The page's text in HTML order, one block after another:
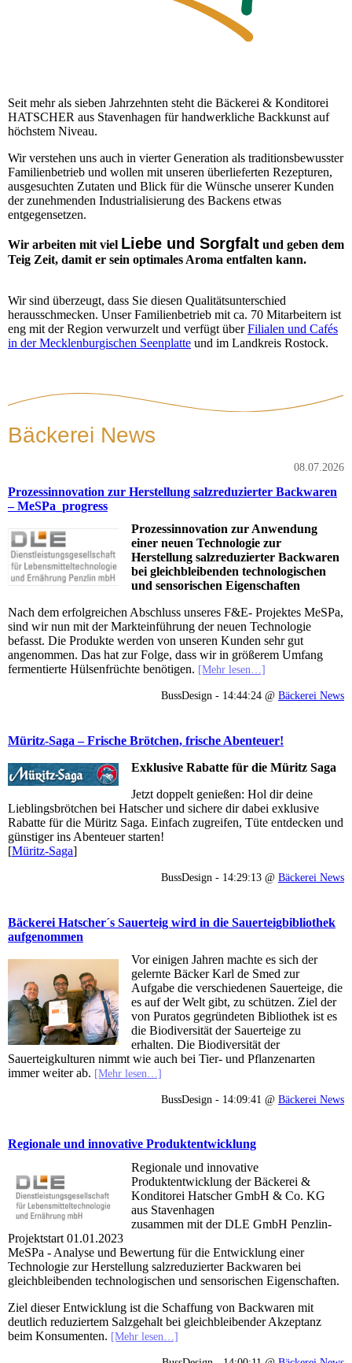
Seit mehr als sieben Jahrzehnten steht die Bäckerei & Konditorei
HATSCHER aus Stavenhagen für handwerkliche Backkunst auf
höchstem Niveau.
Wir verstehen uns auch in vierter Generation als traditionsbewusster
Familienbetrieb und wollen mit unseren überlieferten Rezepturen,
ausgesuchten Zutaten und Blick für die Wünsche unserer Kunden
der zunehmenden Industrialisierung des Backens etwas
entgegensetzen.
Wir arbeiten mit viel Liebe und Sorgfalt und geben dem
Teig Zeit, damit er sein optimales Aroma entfalten kann.
Wir sind überzeugt, dass Sie diesen Qualitätsunterschied
herausschmecken. Unser Familienbetrieb mit ca. 70 Mitarbeitern ist
eng mit der Region verwurzelt und verfügt überFilialen und Cafés
in der Mecklenburgischen Seenplatte und im Landkreis Rostock.
Bäckerei News
08.07.2026
Prozessinnovation zur Herstellung salzreduzierter Backwaren
– MeSPa_progress
Prozessinnovation zur Anwendung
einer neuen Technologie zur
Herstellung salzreduzierter Backwaren
bei gleichbleibenden technologischen
und sensorischen Eigenschaften
Nach dem erfolgreichen Abschluss unseres F&E- Projektes MeSPa,
sind wir nun mit der Markteinführung der neuen Technologie
befasst. Die Produkte werden von unseren Kunden sehr gut
angenommen. Das hat zur Folge, dass wir in größerem Umfang
fermentierte Hülsenfrüchte benötigen. [Mehr lesen…]
BussDesign - 14:44:24 @ Bäckerei News
Müritz-Saga – Frische Brötchen, frische Abenteuer!
Exklusive Rabatte für die Müritz Saga
Jetzt doppelt genießen: Hol dir deine
Lieblingsbrötchen bei Hatscher und sichere dir dabei exklusive
Rabatte für die Müritz Saga. Einfach zugreifen, Tüte entdecken und
günstiger ins Abenteuer starten!
[Müritz-Saga]
BussDesign - 14:29:13 @ Bäckerei News
Bäckerei Hatscher´s Sauerteig wird in die Sauerteigbibliothek
aufgenommen
Vor einigen Jahren machte es sich der
gelernte Bäcker Karl de Smed zur
Aufgabe die verschiedenen Sauerteige, die
es auf der Welt gibt, zu schützen. Ziel der
von Puratos gegründeten Bibliothek ist es
die Biodiversität der Sauerteige zu
erhalten. Die Biodiversität der
Sauerteigkulturen nimmt wie auch bei Tier- und Pflanzenarten
immer weiter ab. [Mehr lesen…]
BussDesign - 14:09:41 @ Bäckerei News
Regionale und innovative Produktentwicklung
Regionale und innovative
Produktentwicklung der Bäckerei &
Konditorei Hatscher GmbH & Co. KG
aus Stavenhagen
zusammen mit der DLE GmbH Penzlin-
Projektstart 01.01.2023
MeSPa - Analyse und Bewertung für die Entwicklung einer
Technologie zur Herstellung salzreduzierter Backwaren bei
gleichbleibenden technologischen und sensorischen Eigenschaften.
Ziel dieser Entwicklung ist die Schaffung von Backwaren mit
deutlich reduziertem Salzgehalt bei gleichbleibender Akzeptanz
beim Konsumenten. [Mehr lesen…]